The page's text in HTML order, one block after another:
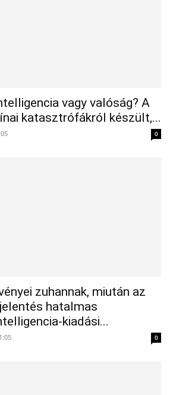
vagy valóság? A
katasztrófákról készült,...
0
zuhannak, miután az
hatalmas
kiadási...
0